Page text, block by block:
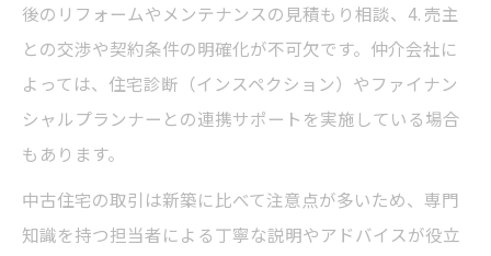
後のリフォームやメンテナンスの見積もり相談、4. 売主
との交渉や契約条件の明確化が不可欠です。仲介会社に
よっては、住宅診断（インスペクション）やファイナン
シャルプランナーとの連携サポートを実施している場合
もあります。
中古住宅の取引は新築に比べて注意点が多いため、専門
知識を持つ担当者による丁寧な説明やアドバイスが役立